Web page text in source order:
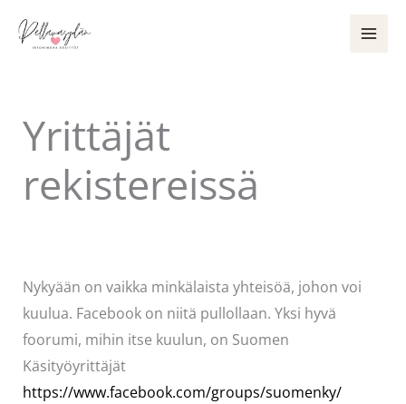
sisältöön
Yrittäjät
rekistereissä
Nykyään on vaikka minkälaista yhteisöä, johon voi
kuulua. Facebook on niitä pullollaan. Yksi hyvä
foorumi, mihin itse kuulun, on Suomen
Käsityöyrittäjät
https://www.facebook.com/groups/suomenky/